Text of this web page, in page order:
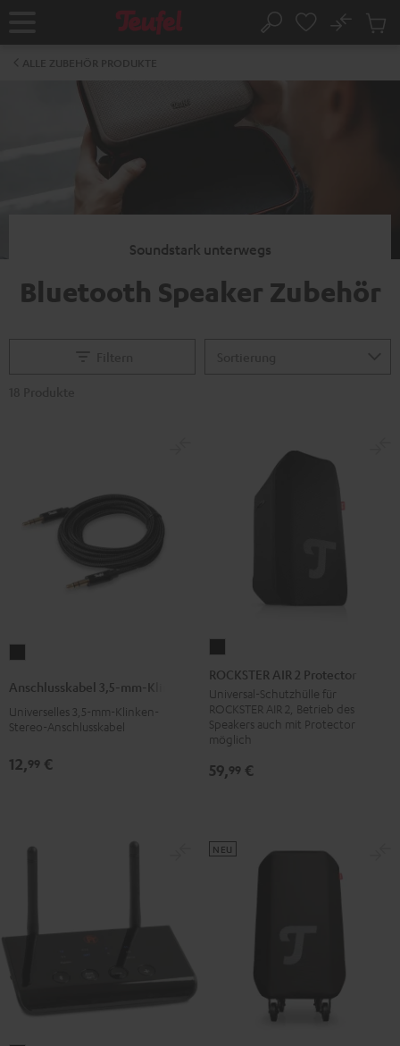
Startseite Suche
No
Soundstark unterwegs
Bluetooth Speaker Zubehör
mm-
Klinke
Anschlusskabel 3,5-mm-Klinke
Universelles 3,5-mm-Klinken-
Stereo-Anschlusskabel
12,99 €
AIR
2
Protector
Schwarz
ROCKSTER AIR 2 Protector
Universal-Schutzhülle für
ROCKSTER AIR 2, Betrieb des
Speakers auch mit Protector
möglich
59,99 €
NEU